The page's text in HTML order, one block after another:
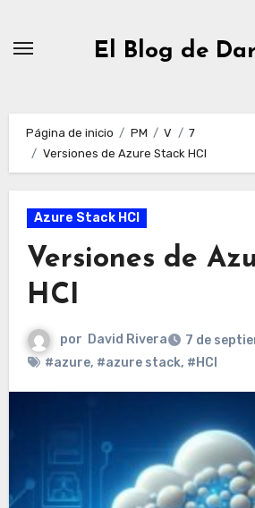
El Blog de
Página de inicio PM V
7
Versiones de Azure Stack HCI
Azure Stack HCI
Versiones de
HCI
por David Rivera
7 de
#azure, #azure stack, #HCI